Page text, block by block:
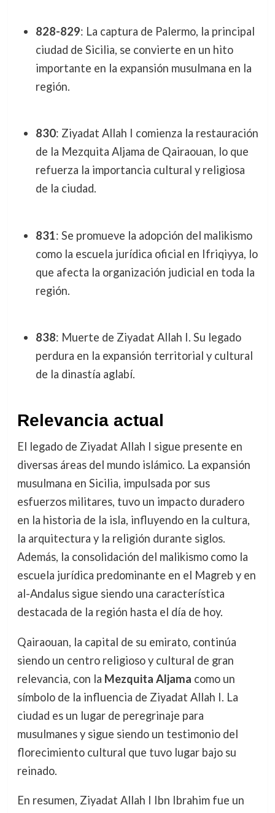
828-829: La captura de Palermo, la principal
ciudad de Sicilia, se convierte en un hito
importante en la expansión musulmana en la
región.
830: Ziyadat Allah I comienza la restauración
de la Mezquita Aljama de Qairaouan, lo que
refuerza la importancia cultural y religiosa
de la ciudad.
831: Se promueve la adopción del malikismo
como la escuela jurídica oficial en Ifriqiyya, lo
que afecta la organización judicial en toda la
región.
838: Muerte de Ziyadat Allah I. Su legado
perdura en la expansión territorial y cultural
de la dinastía aglabí.
Relevancia actual
El legado de Ziyadat Allah I sigue presente en
diversas áreas del mundo islámico. La expansión
musulmana en Sicilia, impulsada por sus
esfuerzos militares, tuvo un impacto duradero
en la historia de la isla, influyendo en la cultura,
la arquitectura y la religión durante siglos.
Además, la consolidación del malikismo como la
escuela jurídica predominante en el Magreb y en
al-Andalus sigue siendo una característica
destacada de la región hasta el día de hoy.
Qairaouan, la capital de su emirato, continúa
siendo un centro religioso y cultural de gran
relevancia, con la Mezquita Aljama como un
símbolo de la influencia de Ziyadat Allah I. La
ciudad es un lugar de peregrinaje para
musulmanes y sigue siendo un testimonio del
florecimiento cultural que tuvo lugar bajo su
reinado.
En resumen, Ziyadat Allah I Ibn Ibrahim fue un